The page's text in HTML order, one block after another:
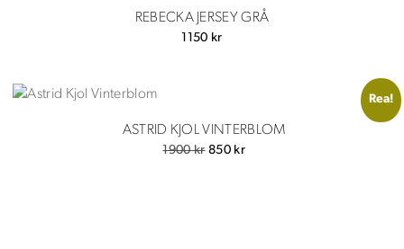
2600 kr.1000 kr.
REBECKA JERSEY GRÅ
1150 kr
Rea!
ASTRID KJOL VINTERBLOM
1900kr Det
850 krDet